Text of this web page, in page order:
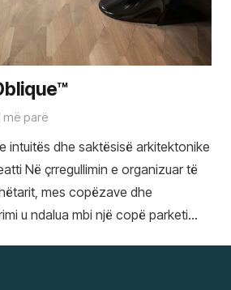
më parë
intuitës dhe saktësisë arkitektonike
Në çrregullimin e organizuar të
mes copëzave dhe
u ndalua mbi një copë parketi…